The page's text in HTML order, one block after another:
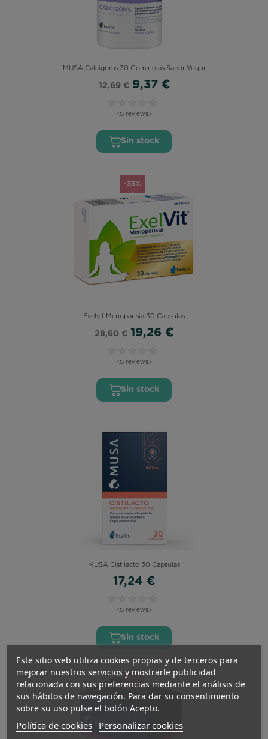
Este sitio web utiliza cookies propias y de terceros para
mejorar nuestros servicios y mostrarle publicidad
relacionada con sus preferencias mediante el análisis de
sus hábitos de navegación. Para dar su consentimiento
sobre su uso pulse el botón Acepto.
Política de cookies Personalizar cookies
MUSA Calcigoms 30 Gominolas Sabor Yogur
12,69 € 9,37 €
(0 reviews)
Sin stock
Exelvit Menopausia 30 Capsulas
28,60 € 19,26 €
(0 reviews)
Sin stock
-33%
MUSA Cistilacto 30 Capsulas
17,24 €
(0 reviews)
Sin stock
-7%